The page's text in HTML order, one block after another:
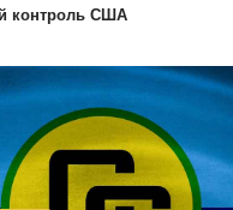
контроль США